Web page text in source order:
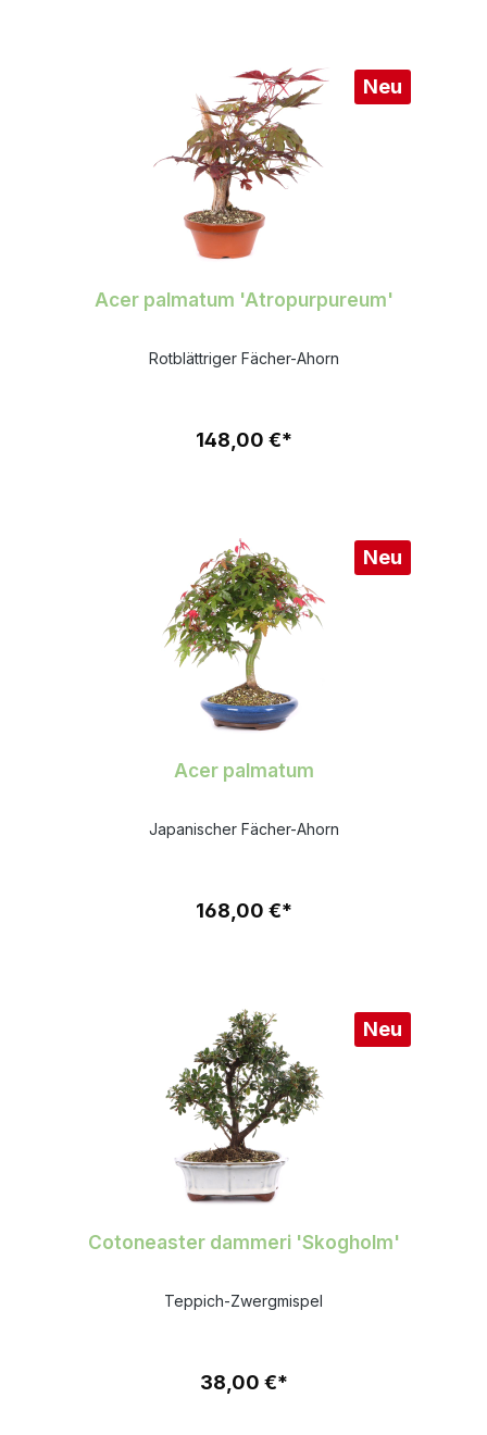
Neu
Acer palmatum 'Atropurpureum'
Rotblättriger Fächer-Ahorn
148,00 €*
Neu
Acer palmatum
Japanischer Fächer-Ahorn
168,00 €*
Neu
Cotoneaster dammeri 'Skogholm'
Teppich-Zwergmispel
38,00 €*